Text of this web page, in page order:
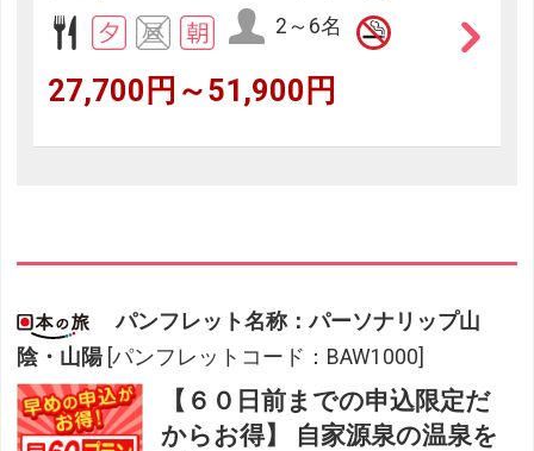
2～6名
27,700円～51,900円
パンフレット名称：パーソナリップ山
陰・山陽 [パンフレットコード：BAW1000]
【６０日前までの申込限定だ
からお得】 自家源泉の温泉を